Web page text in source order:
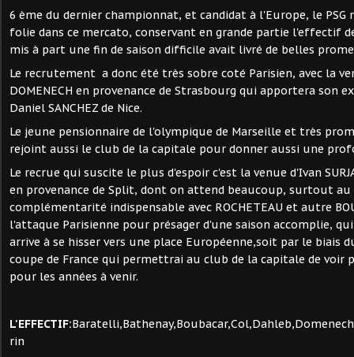
6 ème du dernier championnat, et candidat à l'Europe, le
folie dans ce mercato, conservant en grande partie l'effectif
mis à part une fin de saison difficile avait livré de belles
Le recrutement a donc été très sobre coté Parisien, avec la
DOMENECH en provenance de Strasbourg qui apportera son
Daniel SANCHEZ de Nice.
Le jeune pensionnaire de l'olympique de Marseille et très
rejoint aussi le club de la capitale pour donner aussi une
Le recrue qui suscite le plus d'espoir c'est la venue d'Ivan
en provenance de Split, dont on attend beaucoup, surtout au
complémentarité indispensable avec ROCHETEAU et autre
l'attaque Parisienne pour présager d'une saison accomplie, qui
arrive à se hisser vers une place Européenne,soit par le biais
coupe de France qui permettrai au club de la capitale de voir
pour les années à venir.
L'EFFECTIF:
rin